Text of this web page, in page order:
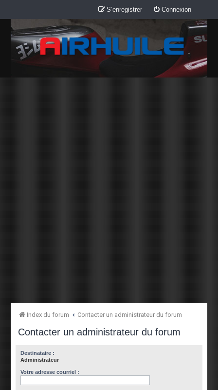
Connexion
S’enregistrer
Index du forum Contacter un administrateur du forum
Contacter un administrateur du forum
Destinataire :
Administrateur
Votre adresse courriel :